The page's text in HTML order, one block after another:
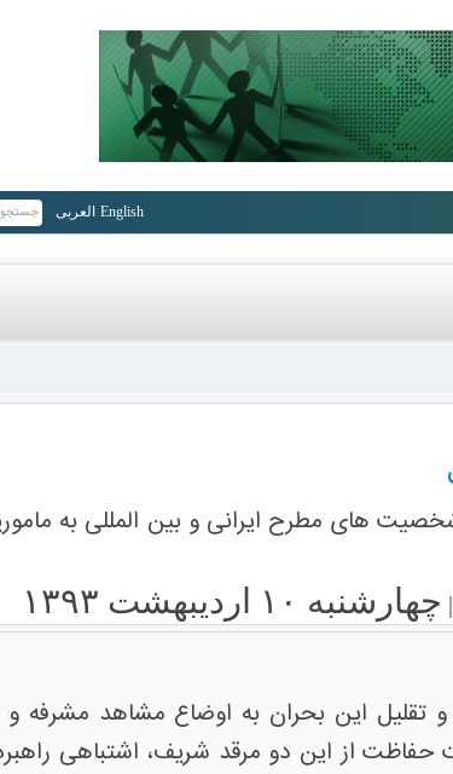
English العربی
های مطرح ایرانی و بین المللی به
چهارشنبه ۱۰ اردیبهشت ۱۳۹۳
تقلیل این بحران به اوضاع مشاهد مشرفه
از این دو مرقد شریف، اشتباهی